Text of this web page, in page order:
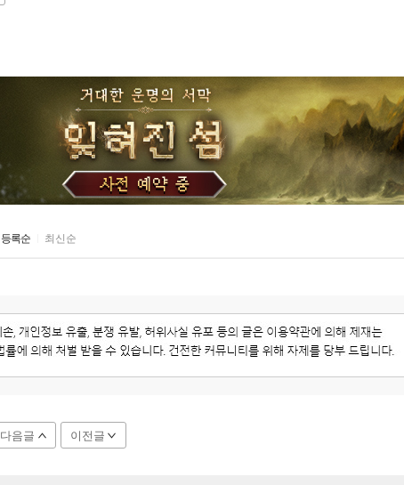
등록순 최신순
다음글 이전글